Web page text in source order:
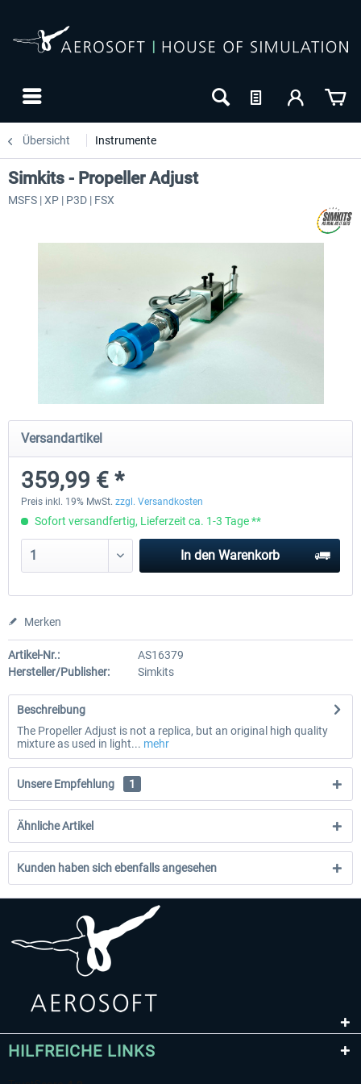
Übersicht Instrumente
Honeycomb - Sierra TPM Module
248,99 € *
Yawman Arrow
Simkits - Propeller Adjust
MSFS | XP | P3D | FSX
Versandartikel
359,99 € *
Preis inkl. 19% MwSt. zzgl. Versandkosten
Sofort versandfertig, Lieferzeit ca. 1-3 Tage **
In den Warenkorb
Merken
Artikel-Nr.:
AS16379
Hersteller/Publisher:
Simkits
Beschreibung
The Propeller Adjust is not a replica, but an original high quality
mixture as used in light... mehr
Unsere Empfehlung 1
Ähnliche Artikel
Kunden haben sich ebenfalls angesehen
HILFREICHE LINKS